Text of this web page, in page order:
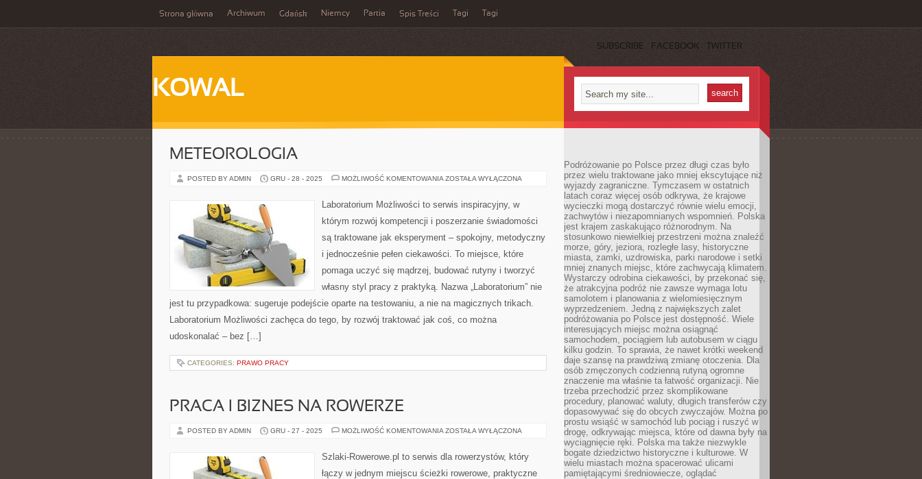
Strona główna Archiwum Gdańsk Niemcy Partia Spis Treści Tagi Tagi
SUBSCRIBE FACEBOOK TWITTER
KOWAL
METEOROLOGIA
POSTED BY ADMIN GRU - 28 - 2025 MOŻLIWOŚĆ KOMENTOWANIA METEOROLOGIA
ZOSTAŁA WYŁĄCZONA
Laboratorium Możliwości to serwis inspiracyjny, w
którym rozwój kompetencji i poszerzanie świadomości
są traktowane jak eksperyment – spokojny, metodyczny
i jednocześnie pełen ciekawości. To miejsce, które
pomaga uczyć się mądrzej, budować rutyny i tworzyć
własny styl pracy z praktyką. Nazwa „Laboratorium” nie
jest tu przypadkowa: sugeruje podejście oparte na testowaniu, a nie na magicznych trikach.
Laboratorium Możliwości zachęca do tego, by rozwój traktować jak coś, co można
udoskonalać – bez […]
CATEGORIES: PRAWO PRACY
PRACA I BIZNES NA ROWERZE
POSTED BY ADMIN GRU - 27 - 2025 MOŻLIWOŚĆ KOMENTOWANIA PRACA
NA
ROWERZE
ZOSTAŁA WYŁĄCZONA
Szlaki-Rowerowe.pl to serwis dla rowerzystów, który
łączy w jednym miejscu ścieżki rowerowe, praktyczne
Podróżowanie po Polsce przez długi czas było
przez wielu traktowane jako mniej ekscytujące niż
wyjazdy zagraniczne. Tymczasem w ostatnich
latach coraz więcej osób odkrywa, że krajowe
wycieczki mogą dostarczyć równie wielu emocji,
zachwytów i niezapomnianych wspomnień. Polska
jest krajem zaskakująco różnorodnym. Na
stosunkowo niewielkiej przestrzeni można znaleźć
morze, góry, jeziora, rozległe lasy, historyczne
miasta, zamki, uzdrowiska, parki narodowe i setki
mniej znanych miejsc, które zachwycają klimatem.
Wystarczy odrobina ciekawości, by przekonać się,
że atrakcyjna podróż nie zawsze wymaga lotu
samolotem i planowania z wielomiesięcznym
wyprzedzeniem. Jedną z największych zalet
podróżowania po Polsce jest dostępność. Wiele
interesujących miejsc można osiągnąć
samochodem, pociągiem lub autobusem w ciągu
kilku godzin. To sprawia, że nawet krótki weekend
daje szansę na prawdziwą zmianę otoczenia. Dla
osób zmęczonych codzienną rutyną ogromne
znaczenie ma właśnie ta łatwość organizacji. Nie
trzeba przechodzić przez skomplikowane
procedury, planować waluty, długich transferów czy
dopasowywać się do obcych zwyczajów. Można po
prostu wsiąść w samochód lub pociąg i ruszyć w
drogę, odkrywając miejsca, które od dawna były na
wyciągnięcie ręki. Polska ma także niezwykle
bogate dziedzictwo historyczne i kulturowe. W
wielu miastach można spacerować ulicami
pamiętającymi średniowiecze, oglądać